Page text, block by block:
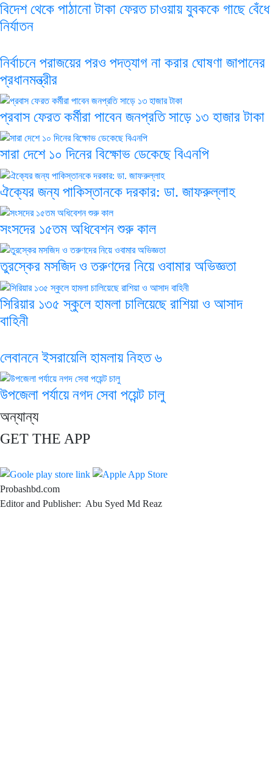
বিদেশ থেকে পাঠানো টাকা ফেরত চাওয়ায় যুবককে গাছে বেঁধে
নির্যাতন
নির্বাচনে পরাজয়ের পরও পদত্যাগ না করার ঘোষণা জাপানের
প্রধানমন্ত্রীর
প্রবাস ফেরত কর্মীরা পাবেন জনপ্রতি সাড়ে ১৩ হাজার টাকা
সারা দেশে ১০ দিনের বিক্ষোভ ডেকেছে বিএনপি
ঐক্যের জন্য পাকিস্তানকে দরকার: ডা. জাফরুল্লাহ
সংসদের ১৫তম অধিবেশন শুরু কাল
তুরস্কের মসজিদ ও তরুণদের নিয়ে ওবামার অভিজ্ঞতা
সিরিয়ার ১৩৫ স্কুলে হামলা চালিয়েছে রাশিয়া ও আসাদ
বাহিনী
লেবাননে ইসরায়েলি হামলায় নিহত ৬
উপজেলা পর্যায়ে নগদ সেবা পয়েন্ট চালু
অন্যান্য
GET THE APP
Probashbd.com
Editor and Publisher: Abu Syed Md Reaz